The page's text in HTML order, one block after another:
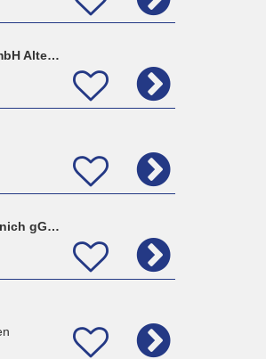
AWO soziale Einrichtungen & Dienste gGmbH Altenzentrum Wildeck-Obersuhl
WPZ - Wohn- & Pflegezentrum Unstrut-Hainich gGmbH